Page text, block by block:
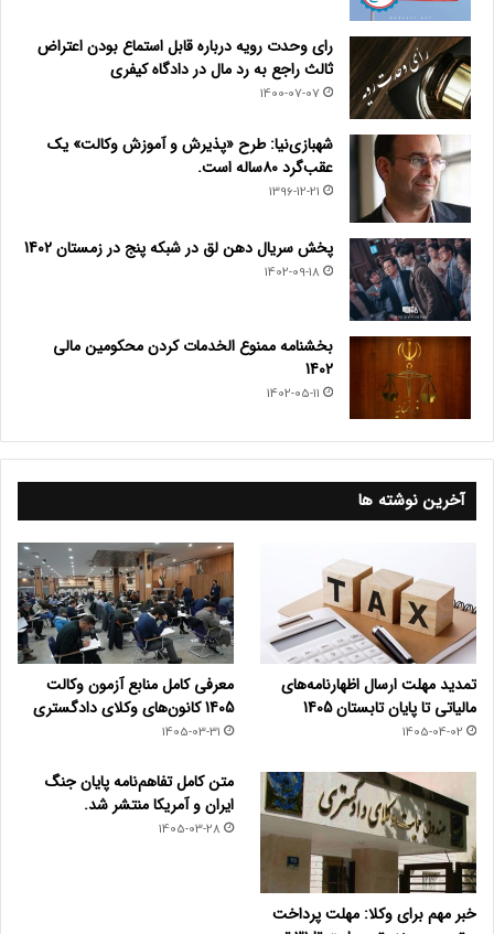
رای وحدت رویه درباره قابل استماع بودن اعتراض
ثالث راجع به رد مال در دادگاه کیفری
1400-07-07
شهبازی‌نیا: طرح «پذیرش و آموزش وکالت» یک
عقب‌گرد ۸۰ساله است.
1396-12-21
پخش سریال دهن لق در شبکه پنج در زمستان 1402
1402-09-18
بخشنامه ممنوع الخدمات کردن محکومین مالی
1402
1402-05-11
آخرین نوشته ها
تمدید مهلت ارسال اظهارنامه‌های
مالیاتی تا پایان تابستان 1405
1405-04-02
معرفی کامل منابع آزمون وکالت
1405 کانون‌های وکلای دادگستری
1405-03-31
خبر مهم برای وکلا: مهلت پرداخت
متن کامل تفاهم‌نامه پایان جنگ
ایران و آمریکا منتشر شد.
1405-03-28